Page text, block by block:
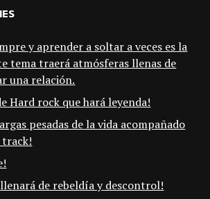
y aprender a soltar a veces es la
tema traerá atmósferas llenas de
una relación.
Hard rock que hará leyenda!
pesadas de la vida acompañado
track!
de rebeldía y descontrol!